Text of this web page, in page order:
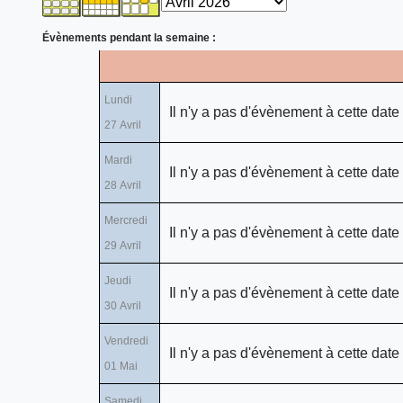
Évènements pendant la semaine :
Lundi
27 Avril
Il n'y a pas d'évènement à cette date
Mardi
28 Avril
Il n'y a pas d'évènement à cette date
Mercredi
29 Avril
Il n'y a pas d'évènement à cette date
Jeudi
30 Avril
Il n'y a pas d'évènement à cette date
Vendredi
01 Mai
Il n'y a pas d'évènement à cette date